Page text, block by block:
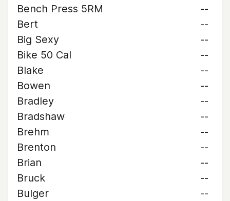
Bench Press 5RM
--
Bert
--
Big Sexy
--
Bike 50 Cal
--
Blake
--
Bowen
--
Bradley
--
Bradshaw
--
Brehm
--
Brenton
--
Brian
--
Bruck
--
Bulger
--